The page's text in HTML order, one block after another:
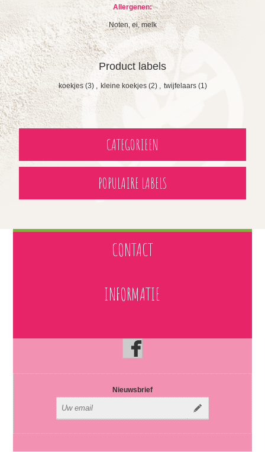
Allergenen:
Noten, ei, melk
Product labels
koekjes (3) , kleine koekjes (2) , twijfelaars (1)
CATEGORIEEN
POPULAIRE LABELS
CONTACT
INFORMATIE
Nieuwsbrief